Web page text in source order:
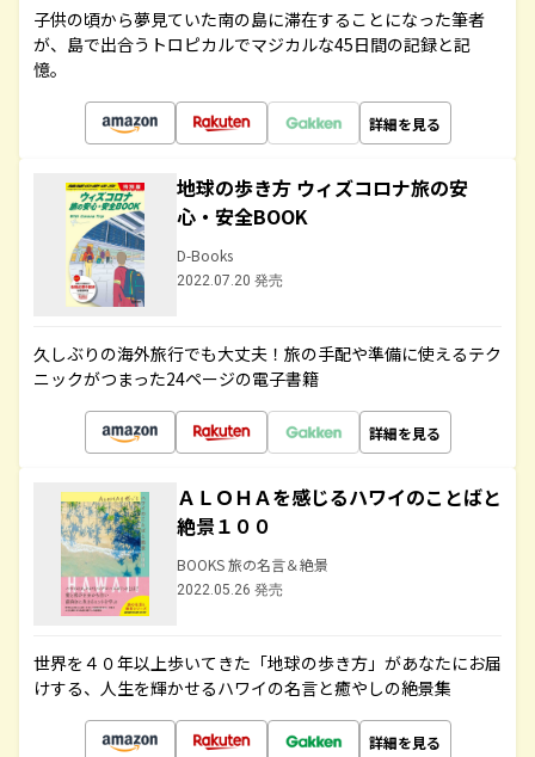
子供の頃から夢見ていた南の島に滞在することになった筆者
が、島で出合うトロピカルでマジカルな45日間の記録と記
憶。
詳細を見る
地球の歩き方 ウィズコロナ旅の安
心・安全BOOK
D-Books
2022.07.20 発売
久しぶりの海外旅行でも大丈夫！旅の手配や準備に使えるテク
ニックがつまった24ページの電子書籍
詳細を見る
ＡＬＯＨＡを感じるハワイのことばと
絶景１００
BOOKS 旅の名言＆絶景
2022.05.26 発売
世界を４０年以上歩いてきた「地球の歩き方」があなたにお届
けする、人生を輝かせるハワイの名言と癒やしの絶景集
詳細を見る